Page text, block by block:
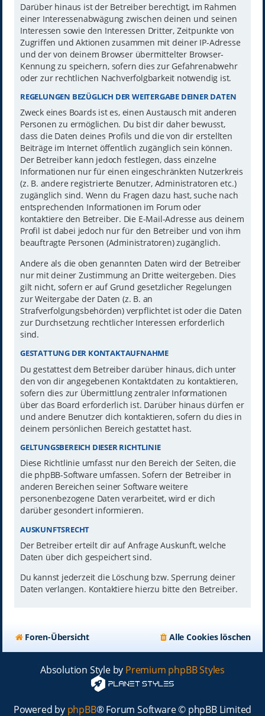
Darüber hinaus ist der Betreiber berechtigt, im Rahmen
einer Interessenabwägung zwischen deinen und seinen
Interessen sowie den Interessen Dritter, Zeitpunkte von
Zugriffen und Aktionen zusammen mit deiner IP-Adresse
und der von deinem Browser übermittelter Browser-
Kennung zu speichern, sofern dies zur Gefahrenabwehr
oder zur rechtlichen Nachverfolgbarkeit notwendig ist.
REGELUNGEN BEZÜGLICH DER WEITERGABE DEINER DATEN
Zweck eines Boards ist es, einen Austausch mit anderen
Personen zu ermöglichen. Du bist dir daher bewusst,
dass die Daten deines Profils und die von dir erstellten
Beiträge im Internet öffentlich zugänglich sein können.
Der Betreiber kann jedoch festlegen, dass einzelne
Informationen nur für einen eingeschränkten Nutzerkreis
(z. B. andere registrierte Benutzer, Administratoren etc.)
zugänglich sind. Wenn du Fragen dazu hast, suche nach
entsprechenden Informationen im Forum oder
kontaktiere den Betreiber. Die E-Mail-Adresse aus deinem
Profil ist dabei jedoch nur für den Betreiber und von ihm
beauftragte Personen (Administratoren) zugänglich.
Andere als die oben genannten Daten wird der Betreiber
nur mit deiner Zustimmung an Dritte weitergeben. Dies
gilt nicht, sofern er auf Grund gesetzlicher Regelungen
zur Weitergabe der Daten (z. B. an
Strafverfolgungsbehörden) verpflichtet ist oder die Daten
zur Durchsetzung rechtlicher Interessen erforderlich
sind.
GESTATTUNG DER KONTAKTAUFNAHME
Du gestattest dem Betreiber darüber hinaus, dich unter
den von dir angegebenen Kontaktdaten zu kontaktieren,
sofern dies zur Übermittlung zentraler Informationen
über das Board erforderlich ist. Darüber hinaus dürfen er
und andere Benutzer dich kontaktieren, sofern du dies in
deinem persönlichen Bereich gestattet hast.
GELTUNGSBEREICH DIESER RICHTLINIE
Diese Richtlinie umfasst nur den Bereich der Seiten, die
die phpBB-Software umfassen. Sofern der Betreiber in
anderen Bereichen seiner Software weitere
personenbezogene Daten verarbeitet, wird er dich
darüber gesondert informieren.
AUSKUNFTSRECHT
Der Betreiber erteilt dir auf Anfrage Auskunft, welche
Daten über dich gespeichert sind.
Du kannst jederzeit die Löschung bzw. Sperrung deiner
Daten verlangen. Kontaktiere hierzu bitte den Betreiber.
Foren-Übersicht Alle Cookies löschen
Absolution Style by Premium phpBB Styles
Powered by phpBB® Forum Software © phpBB Limited